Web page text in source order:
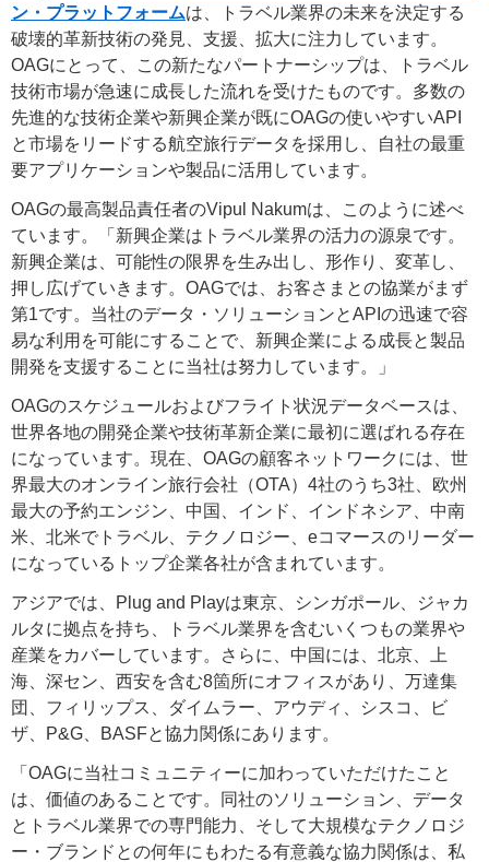
ン・プラットフォームは、トラベル業界の未来を決定する
破壊的革新技術の発見、支援、拡大に注力しています。
OAGにとって、この新たなパートナーシップは、トラベル
技術市場が急速に成長した流れを受けたものです。多数の
先進的な技術企業や新興企業が既にOAGの使いやすいAPI
と市場をリードする航空旅行データを採用し、自社の最重
要アプリケーションや製品に活用しています。
OAGの最高製品責任者のVipul Nakumは、このように述べ
ています。「新興企業はトラベル業界の活力の源泉です。
新興企業は、可能性の限界を生み出し、形作り、変革し、
押し広げていきます。OAGでは、お客さまとの協業がまず
第1です。当社のデータ・ソリューションとAPIの迅速で容
易な利用を可能にすることで、新興企業による成長と製品
開発を支援することに当社は努力しています。」
OAGのスケジュールおよびフライト状況データベースは、
世界各地の開発企業や技術革新企業に最初に選ばれる存在
になっています。現在、OAGの顧客ネットワークには、世
界最大のオンライン旅行会社（OTA）4社のうち3社、欧州
最大の予約エンジン、中国、インド、インドネシア、中南
米、北米でトラベル、テクノロジー、eコマースのリーダー
になっているトップ企業各社が含まれています。
アジアでは、Plug and Playは東京、シンガポール、ジャカ
ルタに拠点を持ち、トラベル業界を含むいくつもの業界や
産業をカバーしています。さらに、中国には、北京、上
海、深セン、西安を含む8箇所にオフィスがあり、万達集
団、フィリップス、ダイムラー、アウディ、シスコ、ビ
ザ、P&G、BASFと協力関係にあります。
「OAGに当社コミュニティーに加わっていただけたこと
は、価値のあることです。同社のソリューション、データ
とトラベル業界での専門能力、そして大規模なテクノロジ
ー・ブランドとの何年にもわたる有意義な協力関係は、私